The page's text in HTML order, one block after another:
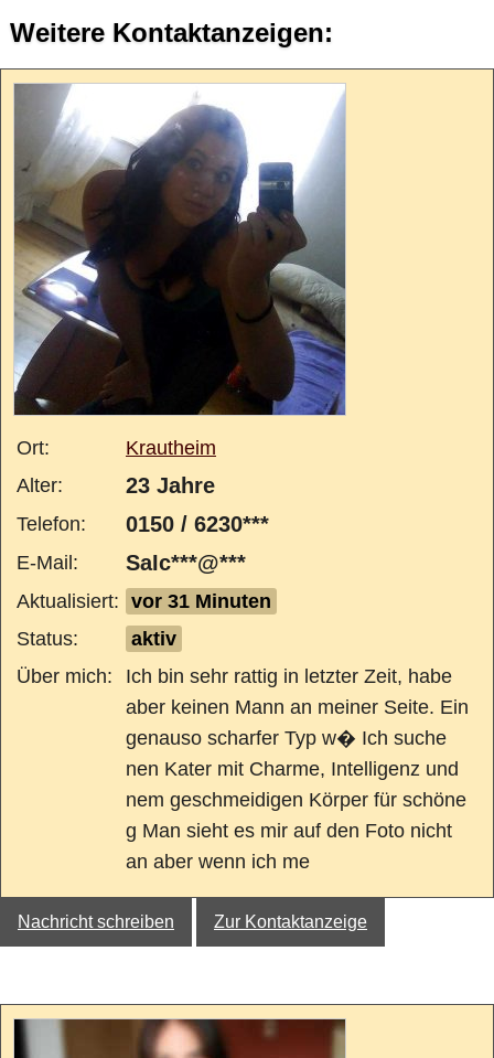
Weitere Kontaktanzeigen:
Ort:
Krautheim
Alter:
23 Jahre
Telefon: 0150 / 6230***
E-Mail: SaIc***@***
Aktualisiert: vor 31 Minuten
Status:
aktiv
Über mich:
Ich bin sehr rattig in letzter Zeit, habe
aber keinen Mann an meiner Seite. Ein
genauso scharfer Typ w� Ich suche
nen Kater mit Charme, Intelligenz und
nem geschmeidigen Körper für schöne
g Man sieht es mir auf den Foto nicht
an aber wenn ich me
Nachricht schreiben Zur Kontaktanzeige